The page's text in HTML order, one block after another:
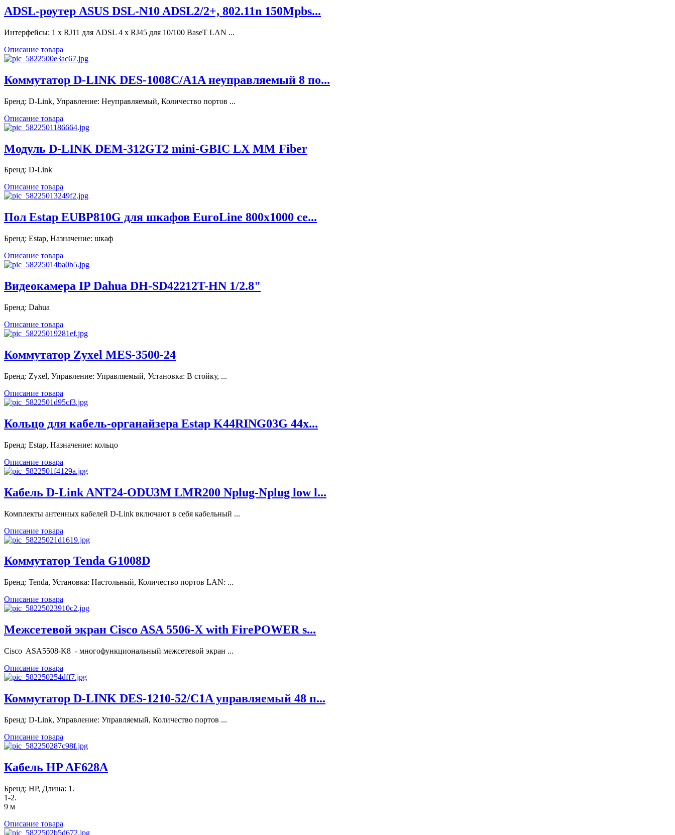
ADSL-роутер ASUS DSL-N10 ADSL2/2+, 802.11n 150Mpbs...
Интерфейсы: 1 x RJ11 для ADSL 4 x RJ45 для 10/100 BaseT LAN ...
Описание товара
Коммутатор D-LINK DES-1008C/A1A неуправляемый 8 по...
Бренд: D-Link, Управление: Неуправляемый, Количество портов ...
Описание товара
Модуль D-LINK DEM-312GT2 mini-GBIC LX MM Fiber
Бренд: D-Link
Описание товара
Пол Estap EUBP810G для шкафов EuroLine 800x1000 се...
Бренд: Estap, Назначение: шкаф
Описание товара
Видеокамера IP Dahua DH-SD42212T-HN 1/2.8"
Бренд: Dahua
Описание товара
Коммутатор Zyxel MES-3500-24
Бренд: Zyxel, Управление: Управляемый, Установка: В стойку, ...
Описание товара
Кольцо для кабель-органайзера Estap K44RING03G 44х...
Бренд: Estap, Назначение: кольцо
Описание товара
Кабель D-Link ANT24-ODU3M LMR200 Nplug-Nplug low l...
Комплекты антенных кабелей D-Link включают в себя кабельный ...
Описание товара
Коммутатор Tenda G1008D
Бренд: Tenda, Установка: Настольный, Количество портов LAN: ...
Описание товара
Межсетевой экран Cisco ASA 5506-X with FirePOWER s...
Cisco ASA5508-K8 - многофункциональный межсетевой экран ...
Описание товара
Коммутатор D-LINK DES-1210-52/C1A управляемый 48 п...
Бренд: D-Link, Управление: Управляемый, Количество портов ...
Описание товара
Кабель HP AF628A
Бренд: HP, Длина: 1.
1-2.
9 м
Описание товара